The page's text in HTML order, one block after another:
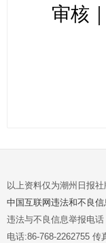
审核
以上资料仅为潮州日报
中国互联网违法和不良
违法与不良信息举报电
电话:86-768-2262755 传